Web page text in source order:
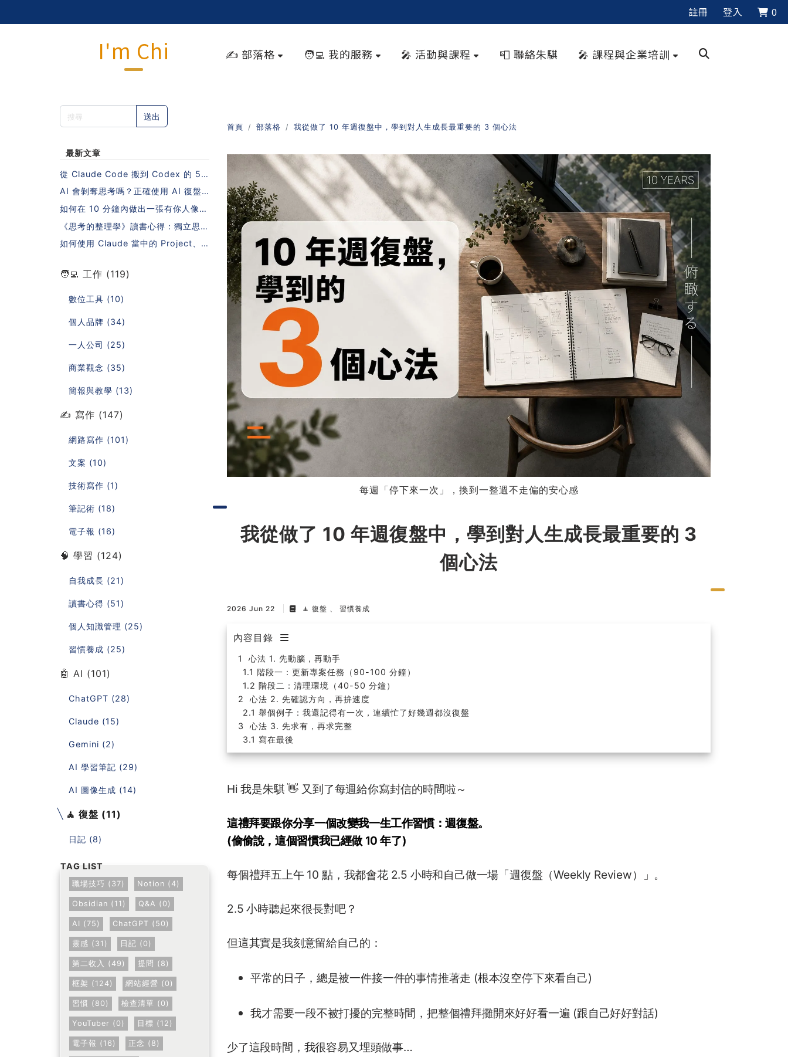
註冊 登入 0
I'm Chi ✍️ 部落格 🧑‍💻 我的服務 🎤 活動與課程 📮 聯絡朱騏 🎤 課程與企業培訓
送出
最新文章
從 Claude Code 搬到 Codex 的 5
步驟指南（不需要重寫 Skills 也能做
到！）
AI 會剝奪思考嗎？正確使用 AI 復盤
的 5 個步驟
如何在 10 分鐘內做出一張有你人像照
片的日系課程封面？
《思考的整理學》讀書心得：獨立思考
的秘密，藏在一本沒有 AI 的年代寫下
的書裡
如何使用 Claude 當中的 Project、S
🧑‍💻 工作 (119)
數位工具 (10)
個人品牌 (34)
一人公司 (25)
商業觀念 (35)
簡報與教學 (13)
✍️ 寫作 (147)
網路寫作 (101)
文案 (10)
技術寫作 (1)
筆記術 (18)
電子報 (16)
🧠 學習 (124)
自我成長 (21)
讀書心得 (51)
個人知識管理 (25)
習慣養成 (25)
🤖 AI (101)
ChatGPT (28)
Claude (15)
Gemini (2)
AI 學習筆記 (29)
AI 圖像生成 (14)
🧘 復盤 (11)
日記 (8)
職場技巧 (37) Notion (4)
Obsidian (11) Q&A (0)
AI (75) ChatGPT (50)
靈感 (31) 日記 (0)
第二收入 (49) 提問 (8)
框架 (124) 網站經營 (0)
習慣 (80) 檢查清單 (0)
YouTuber (0) 目標 (12)
電子報 (16) 正念 (8)
首頁 部落格 我從做了 10 年週復盤中，學到對人生成長最重要的 3 個心法
每週「停下來一次」，換到一整週不走偏的安心感
我從做了 10 年週復盤中，學到對人生成長最重要的 3
個心法
2026 Jun 22 🧘 復盤 習慣養成
內容目錄
心法 1. 先動腦，再動手
階段一：更新專案任務（90-100 分鐘）
階段二：清理環境（40-50 分鐘）
心法 2. 先確認方向，再拚速度
舉個例子：我還記得有一次，連續忙了好幾週都沒復盤
心法 3. 先求有，再求完整
寫在最後
Hi 我是朱騏 👋 又到了每週給你寫封信的時間啦～
這禮拜要跟你分享一個改變我一生工作習慣：週復盤。
(偷偷說，這個習慣我已經做 10 年了)
每個禮拜五上午 10 點，我都會花 2.5 小時和自己做一場「週復盤（Weekly Review）」。
2.5 小時聽起來很長對吧？
但這其實是我刻意留給自己的：
平常的日子，總是被一件接一件的事情推著走 (根本沒空停下來看自己)
我才需要一段不被打擾的完整時間，把整個禮拜攤開來好好看一遍 (跟自己好好對話)
少了這段時間，我很容易又埋頭做事…